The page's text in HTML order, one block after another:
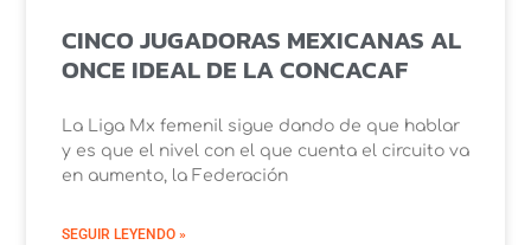
CINCO JUGADORAS MEXICANAS AL
ONCE IDEAL DE LA CONCACAF
La Liga Mx femenil sigue dando de que hablar
y es que el nivel con el que cuenta el circuito va
en aumento, la Federación
SEGUIR LEYENDO »